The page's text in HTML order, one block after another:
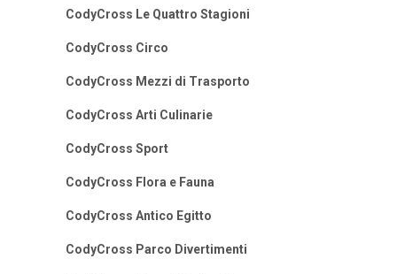
CodyCross Le Quattro Stagioni
CodyCross Circo
CodyCross Mezzi di Trasporto
CodyCross Arti Culinarie
CodyCross Sport
CodyCross Flora e Fauna
CodyCross Antico Egitto
CodyCross Parco Divertimenti